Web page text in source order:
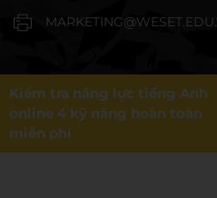
Kiểm tra năng lực tiếng Anh
online 4 kỹ năng hoàn toàn
miễn phí